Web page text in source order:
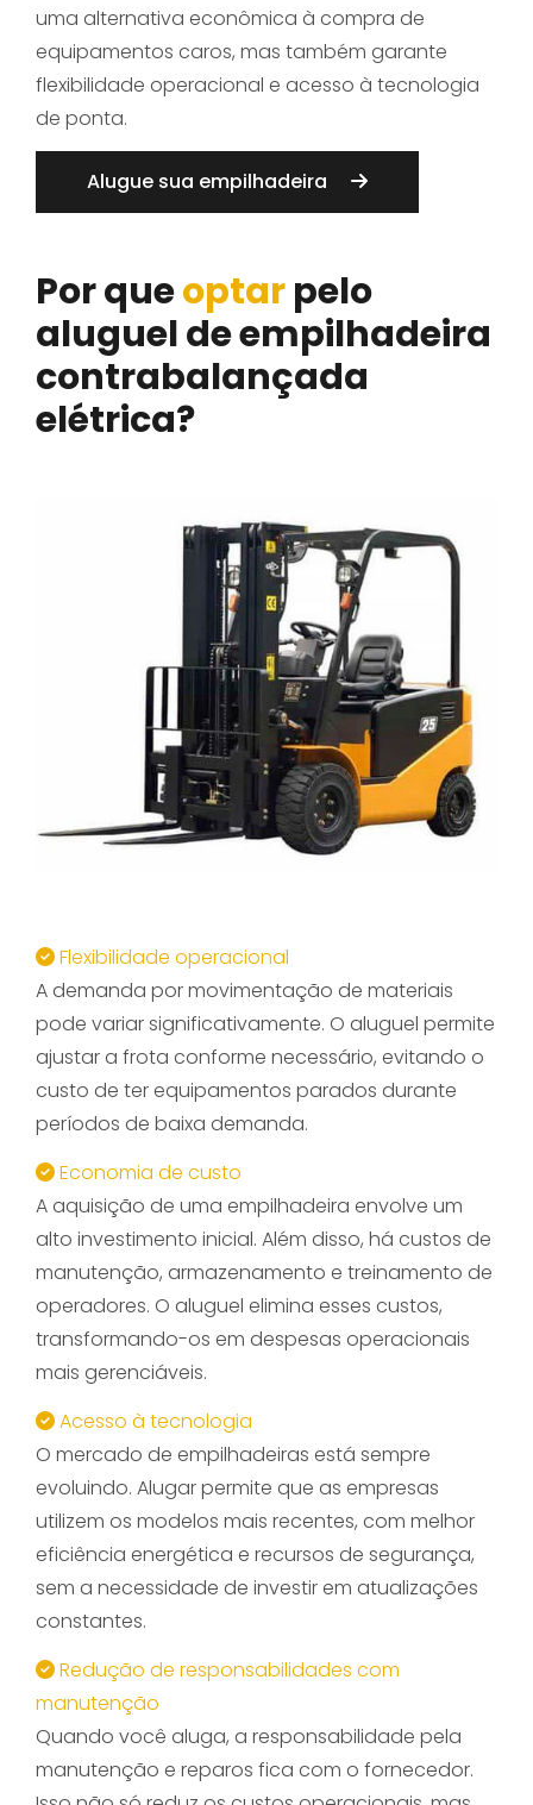
uma alternativa econômica à compra de
equipamentos caros, mas também garante
flexibilidade operacional e acesso à tecnologia
de ponta.
Alugue sua empilhadeira
Por queoptarpelo
aluguel de empilhadeira
contrabalançada
elétrica?
Flexibilidade operacional
A demanda por movimentação de materiais
pode variar significativamente. O aluguel permite
ajustar a frota conforme necessário, evitando o
custo de ter equipamentos parados durante
períodos de baixa demanda.
Economia de custo
A aquisição de uma empilhadeira envolve um
alto investimento inicial. Além disso, há custos de
manutenção, armazenamento e treinamento de
operadores. O aluguel elimina esses custos,
transformando-os em despesas operacionais
mais gerenciáveis.
Acesso à tecnologia
O mercado de empilhadeiras está sempre
evoluindo. Alugar permite que as empresas
utilizem os modelos mais recentes, com melhor
eficiência energética e recursos de segurança,
sem a necessidade de investir em atualizações
constantes.
Redução de responsabilidades com
manutenção
Quando você aluga, a responsabilidade pela
manutenção e reparos fica com o fornecedor.